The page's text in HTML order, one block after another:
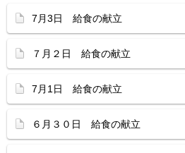
7月3日 給食の献立
７月２日 給食の献立
7月1日 給食の献立
６月３０日 給食の献立